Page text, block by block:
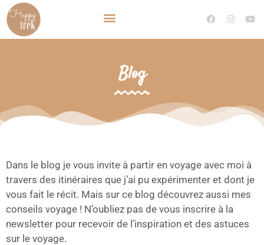
Blog
Dans le blog je vous invite à partir en voyage avec moi à
travers des itinéraires que j’ai pu expérimenter et dont je
vous fait le récit. Mais sur ce blog découvrez aussi mes
conseils voyage ! N’oubliez pas de vous inscrire à la
newsletter pour recevoir de l’inspiration et des astuces
sur le voyage.